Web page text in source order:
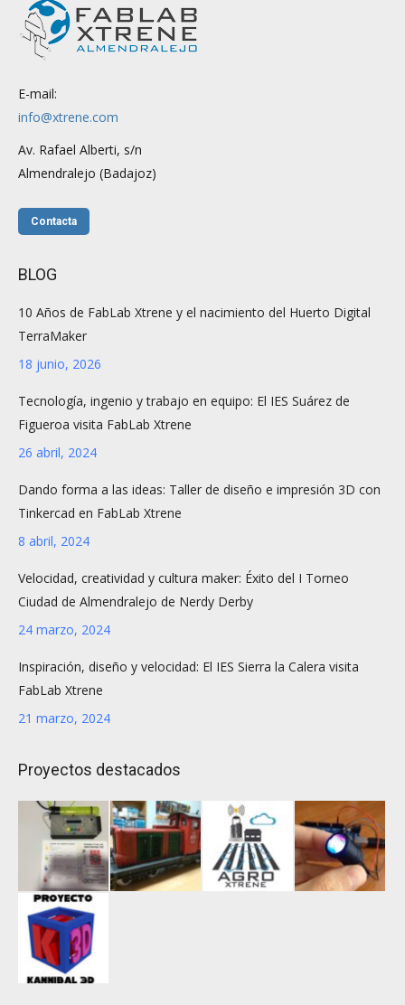
E-mail:
info@xtrene.com
Av. Rafael Alberti, s/n
Almendralejo (Badajoz)
Contacta
BLOG
10 Años de FabLab Xtrene y el nacimiento del Huerto Digital
TerraMaker
18 junio, 2026
Tecnología, ingenio y trabajo en equipo: El IES Suárez de
Figueroa visita FabLab Xtrene
26 abril, 2024
Dando forma a las ideas: Taller de diseño e impresión 3D con
Tinkercad en FabLab Xtrene
8 abril, 2024
Velocidad, creatividad y cultura maker: Éxito del I Torneo
Ciudad de Almendralejo de Nerdy Derby
24 marzo, 2024
Inspiración, diseño y velocidad: El IES Sierra la Calera visita
FabLab Xtrene
21 marzo, 2024
Proyectos destacados